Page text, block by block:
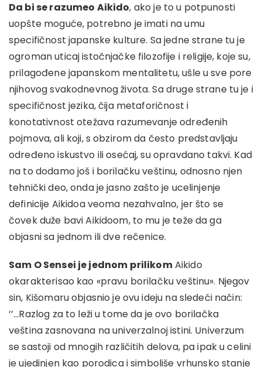
Da bi se razumeo Aikido, ako je to u potpunosti
uopšte moguće, potrebno je imati na umu
specifičnost japanske kulture. Sa jedne strane tu je
ogroman uticaj istočnjačke filozofije i religije, koje su,
prilagođene japanskom mentalitetu, ušle u sve pore
njihovog svakodnevnog života. Sa druge strane tu je i
specifičnost jezika, čija metaforičnost i
konotativnost otežava razumevanje određenih
pojmova, ali koji, s obzirom da često predstavljaju
određeno iskustvo ili osećaj, su opravdano takvi. Kad
na to dodamo još i borilačku veštinu, odnosno njen
tehnički deo, onda je jasno zašto je ucelinjenje
definicije Aikidoa veoma nezahvalno, jer što se
čovek duže bavi Aikidoom, to mu je teže da ga
objasni sa jednom ili dve rečenice.
Sam O Sensei je jednom prilikomAikido
okarakterisao kao «pravu borilačku veštinu». Njegov
sin, Kišomaru objasnio je ovu ideju na sledeći način:
’’…Razlog za to leži u tome da je ovo borilačka
veština zasnovana na univerzalnoj istini. Univerzum
se sastoji od mnogih različitih delova, pa ipak u celini
je ujedinjen kao porodica i simboliše vrhunsko stanje